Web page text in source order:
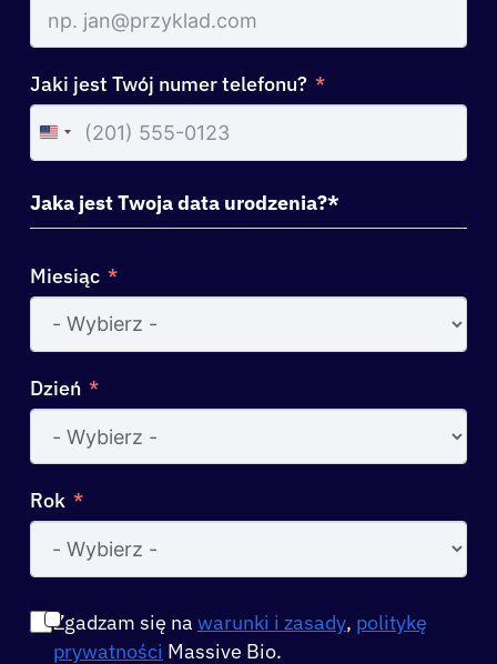
Jaki jest Twój numer telefonu?
United
States
+1
Jaka jest Twoja data urodzenia?*
Miesiąc
Dzień
Rok
Zgadzam się na warunki i zasady, politykę
prywatności Massive Bio.